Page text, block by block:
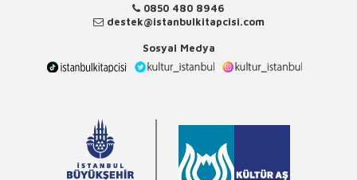
0850 480 8946
destek@istanbulkitapcisi.com
Sosyal Medya